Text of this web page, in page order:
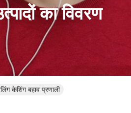
का विवरण
केशिंग बहाव प्रणाली